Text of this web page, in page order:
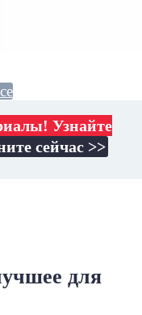
Узнайте
сейчас >>
для